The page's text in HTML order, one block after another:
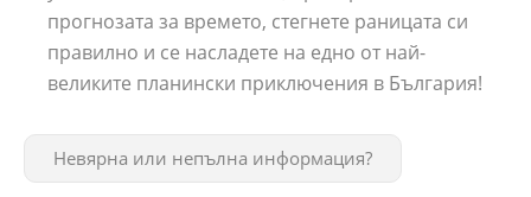
прогнозата за времето, стегнете раницата си
правилно и се насладете на едно от най-
великите планински приключения в България!
Невярна или непълна информация?